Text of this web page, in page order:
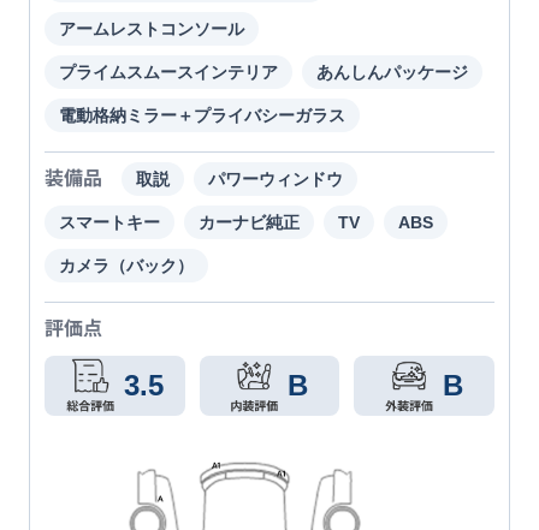
アームレストコンソール
プライムスムースインテリア あんしんパッケージ
電動格納ミラー＋プライバシーガラス
装備品 取説 パワーウィンドウ
スマートキー カーナビ純正 TV ABS
カメラ（バック）
評価点
3.5 B B